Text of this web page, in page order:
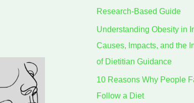
Research-Based Guide
Understanding Obesity in
Causes, Impacts, and the
of Dietitian Guidance
10 Reasons Why People
Follow a Diet